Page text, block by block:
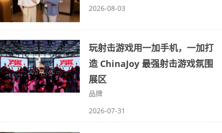
2026-08-03
玩射击游戏用一加手机，一加打
造 ChinaJoy 最强射击游戏氛围
展区
品牌
2026-07-31